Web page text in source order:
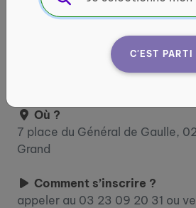
C'EST PARTI
Informations pratiques :
Du 1 janvier 2026 au 31 janvier
Où ?
7 place du Général de Gaulle,
Grand
Comment s’inscrire ?
appeler au 03 23 09 20 31 ou